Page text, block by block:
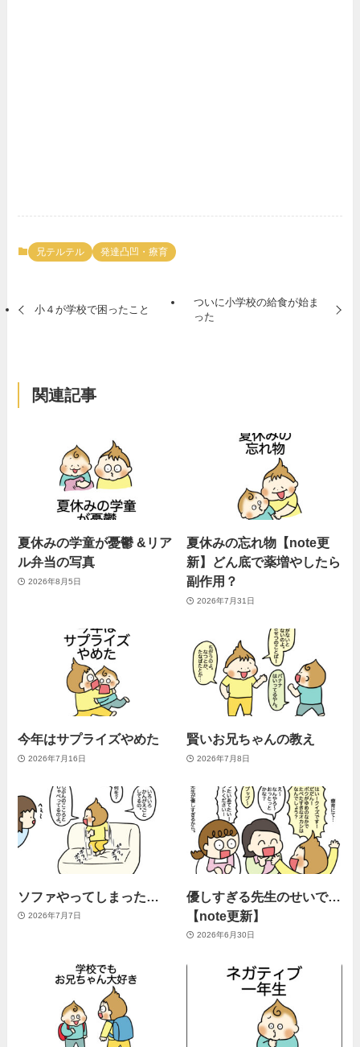
兄テルテル 発達凸凹・療育
小４が学校で困ったこと
ついに小学校の給食が始ま
った
関連記事
夏休みの学童が憂鬱 &リア
ル弁当の写真
2026年8月5日
夏休みの忘れ物【note更
新】どん底で薬増やしたら
副作用？
2026年7月31日
今年はサプライズやめた
2026年7月16日
賢いお兄ちゃんの教え
2026年7月8日
ソファやってしまった…
2026年7月7日
優しすぎる先生のせいで…
【note更新】
2026年6月30日